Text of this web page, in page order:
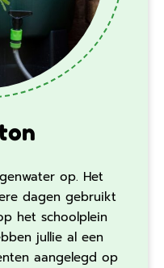
op. Het
dagen gebruikt
het schoolplein
jullie al een
aangelegd op